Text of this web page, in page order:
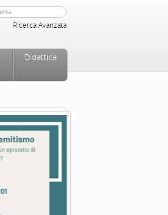
Ricerca Avanzata
Didattica